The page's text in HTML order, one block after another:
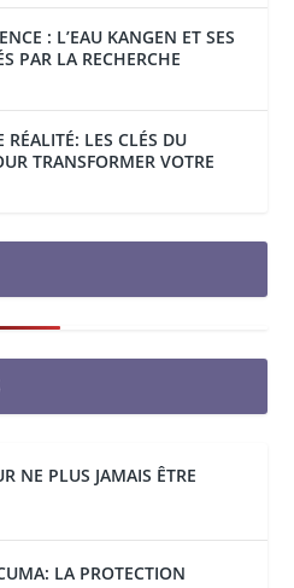
: L’EAU KANGEN ET SES
PAR LA RECHERCHE
RÉALITÉ: LES CLÉS DU
TRANSFORMER VOTRE
NE PLUS JAMAIS ÊTRE
LA PROTECTION